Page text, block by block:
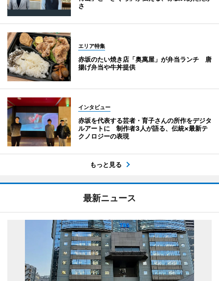
さ
エリア特集
赤坂のたい焼き店「奥萬屋」が弁当ランチ 唐
揚げ弁当や牛丼提供
インタビュー
赤坂を代表する芸者・育子さんの所作をデジタ
ルアートに 制作者3人が語る、伝統×最新テ
クノロジーの表現
もっと見る
最新ニュース